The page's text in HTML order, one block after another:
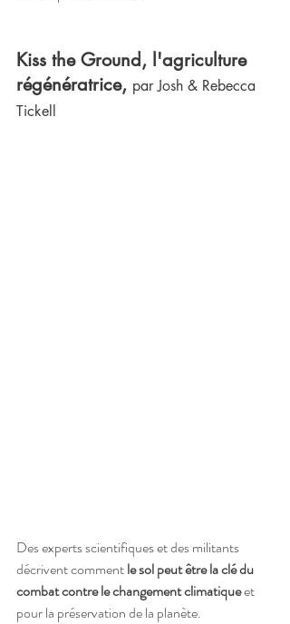
Kiss the Ground, l'agriculture
régénératrice, par Josh & Rebecca
Tickell
Des experts scientifiques et des militants
décrivent comment le sol peut être la clé du
combat contre le changement climatique et
pour la préservation de la planète.